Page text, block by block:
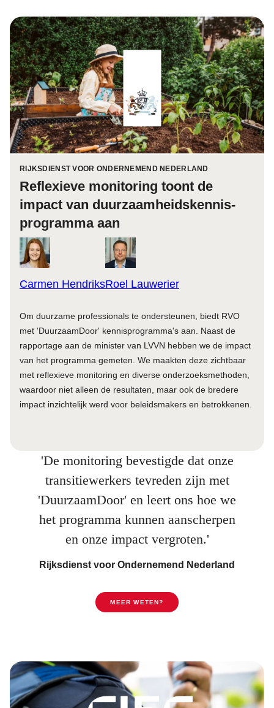
RIJKSDIENST VOOR ONDERNEMEND NEDERLAND
Reflexieve monitoring toont de
impact van duurzaamheids­kennis­
programma aan
Carmen HendriksRoel Lauwerier
Om duurzame professionals te ondersteunen, biedt RVO
met 'DuurzaamDoor' kennisprogramma's aan. Naast de
rapportage aan de minister van LVVN hebben we de impact
van het programma gemeten. We maakten deze zichtbaar
met reflexieve monitoring en diverse onderzoeksmethoden,
waardoor niet alleen de resultaten, maar ook de bredere
impact inzichtelijk werd voor beleidsmakers en betrokkenen.
'De monitoring bevestigde dat onze
transitiewerkers tevreden zijn met
'DuurzaamDoor' en leert ons hoe we
het programma kunnen aanscherpen
en onze impact vergroten.'
Rijksdienst voor Ondernemend Nederland
MEER WETEN?